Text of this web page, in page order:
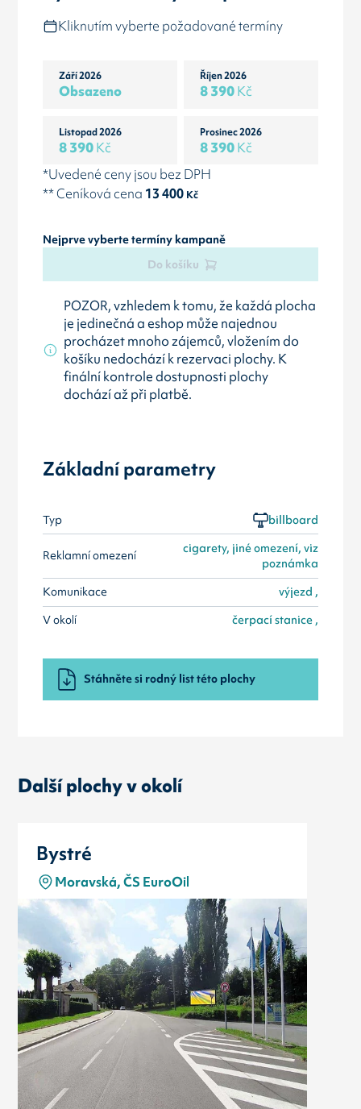
Kliknutím vyberte požadované termíny
Září 2026
Obsazeno
Říjen 2026
8 390Kč
Listopad 2026
8 390Kč
Prosinec 2026
8 390Kč
*Uvedené ceny jsou bez DPH
** Ceníková cena 13 400Kč
Nejprve vyberte termíny kampaně
Do košíku
POZOR, vzhledem k tomu, že každá plocha
je jedinečná a eshop může najednou
procházet mnoho zájemců, vložením do
košíku nedochází k rezervaci plochy. K
finální kontrole dostupnosti plochy
dochází až při platbě.
Základní parametry
Typ billboard
Reklamní omezení
cigarety, jiné omezení, viz
poznámka
Komunikace
výjezd ,
V okolí
čerpací stanice ,
Stáhněte si rodný list této plochy
Další plochy v okolí
Bystré
Moravská, ČS EuroOil